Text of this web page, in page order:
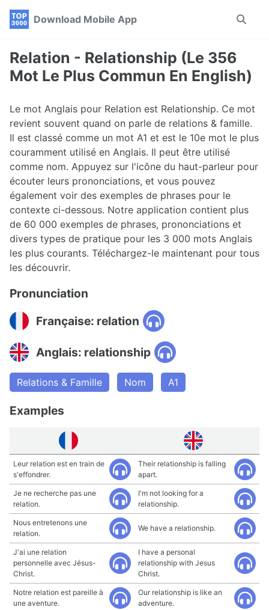
Skip
navigation
Skip
Skip
Download Mobile App
Toggle
Relation - Relationship (Le 356
Mot Le Plus Commun En English)
Le mot Anglais pour Relation est Relationship. Ce mot
revient souvent quand on parle de relations & famille.
Il est classé comme un mot A1 et est le 10e mot le plus
couramment utilisé en Anglais. Il peut être utilisé
comme nom. Appuyez sur l'icône du haut-parleur pour
écouter leurs prononciations, et vous pouvez
également voir des exemples de phrases pour le
contexte ci-dessous. Notre application contient plus
de 60 000 exemples de phrases, prononciations et
divers types de pratique pour les 3 000 mots Anglais
les plus courants. Téléchargez-le maintenant pour tous
les découvrir.
Pronunciation
Française: relation
Anglais: relationship
Relations & Famille Nom A1
Examples
Leur relation est en train de
s'effondrer.
Their relationship is falling
apart.
Je ne recherche pas une
relation.
I'm not looking for a
relationship.
Nous entretenons une
relation.
We have a relationship.
J'ai une relation
personnelle avec Jésus-
Christ.
I have a personal
relationship with Jesus
Christ.
Notre relation est pareille à
une aventure.
Our relationship is like an
adventure.